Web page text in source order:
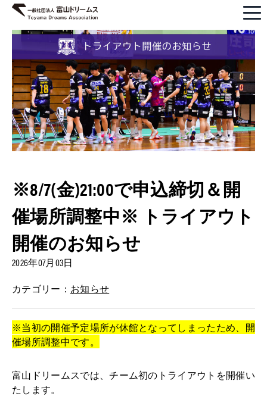
※8/7(金)21:00で申込締切＆開
催場所調整中※ トライアウト
開催のお知らせ
2026年07月03日
カテゴリー： お知らせ
※当初の開催予定場所が休館となってしまったため、開
催場所調整中です。
富山ドリームスでは、チーム初のトライアウトを開催い
たします。